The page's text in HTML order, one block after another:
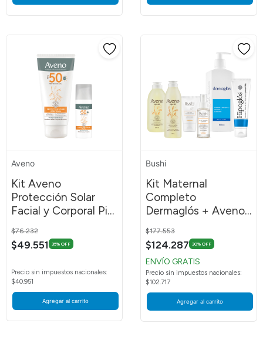
Aveno
Kit Aveno
Protección Solar
Facial y Corporal Piel
Sensible
Price reduced from
$76.232
$49.551 35% OFF
Precio sin impuestos nacionales:
$40.951
Agregar al carrito
Bushi
Kit Maternal
Completo
Dermaglós + Aveno
+ Bushi + Hipoglós
Price reduced from
$177.553
$124.287 30% OFF
ENVÍO GRATIS
Precio sin impuestos nacionales:
$102.717
Agregar al carrito